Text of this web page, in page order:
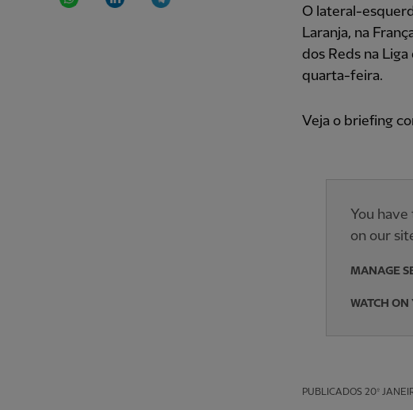
O lateral-
Laranja, na
dos Reds na
quarta-feira.
Veja o briefing
You
on our
MANAGE
WATCH ON
PUBLICADOS 20º